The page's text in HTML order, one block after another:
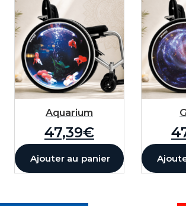
Opacité
Ombre couleur
Ombre flou
Ombre décalage X
Ombre décalage Y
Aquarium
47,39€
Ajouter au panier